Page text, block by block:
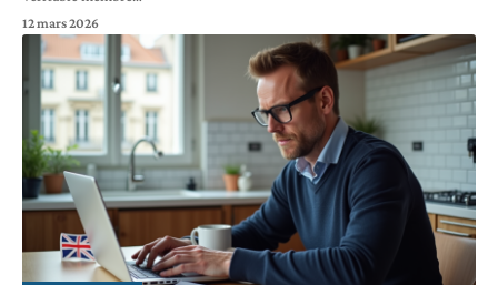
12 mars 2026